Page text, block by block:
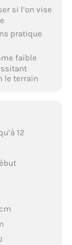
si l’on vise
pratique
faible
le terrain
12